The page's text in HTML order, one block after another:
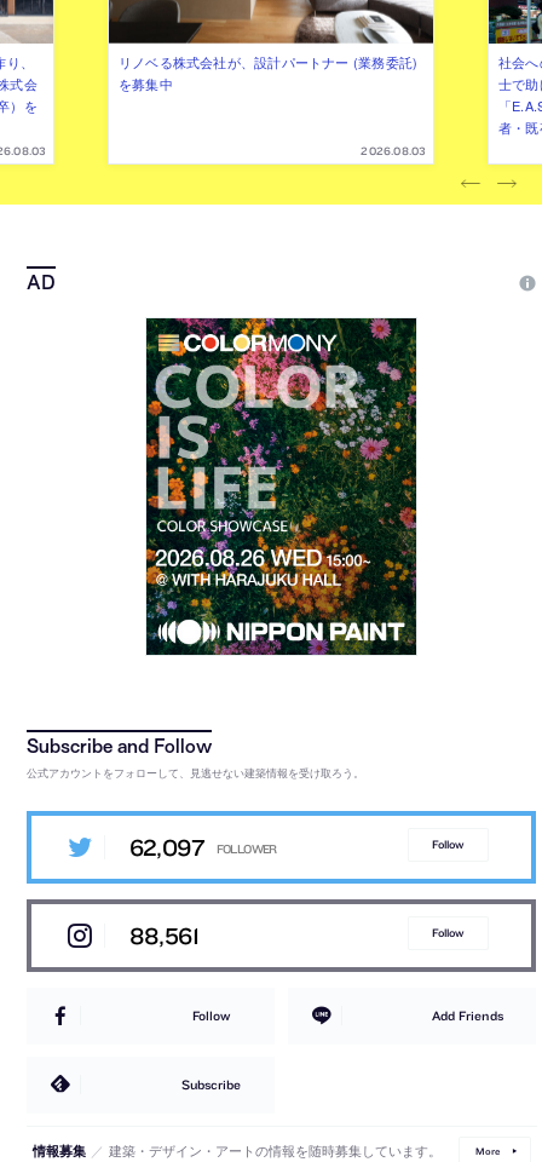
、
式会
）を
リノベる株式会社が、設計パートナー (業務委託)
を募集中
2026.08.03
社会
士で
「
者・
公式アカウントをフォローして、見逃せない建築情報を受け取ろう。
62,097 Follow
88,561 Follow
Follow Add Friends
Subscribe
情報募集 ／ 建築・デザイン・アートの情報を随時募集しています。 More